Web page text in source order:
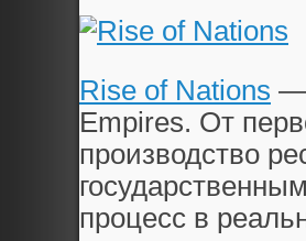
Rise of Nations —
Empires. От
производство
процесс в